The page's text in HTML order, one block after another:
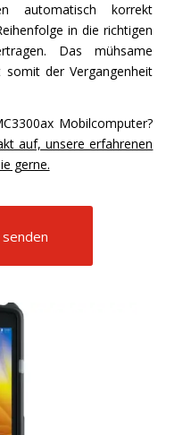
automatisch korrekt
in die richtigen
Das mühsame
der Vergangenheit
Mobilcomputer?
auf, unsere erfahrenen
gerne.